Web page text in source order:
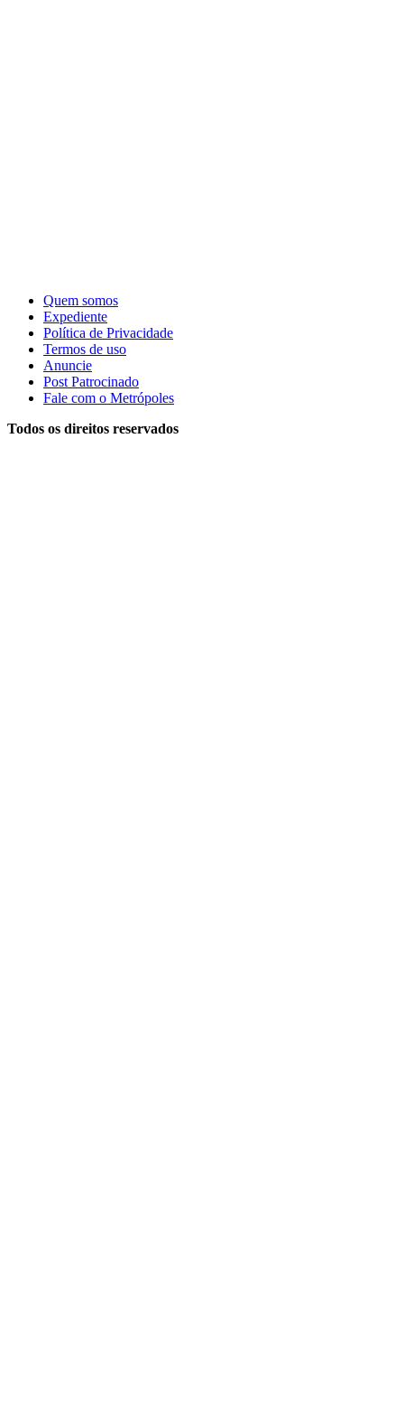
Quem somos
Expediente
Política de Privacidade
Termos de uso
Anuncie
Post Patrocinado
Fale com o Metrópoles
Todos os direitos reservados